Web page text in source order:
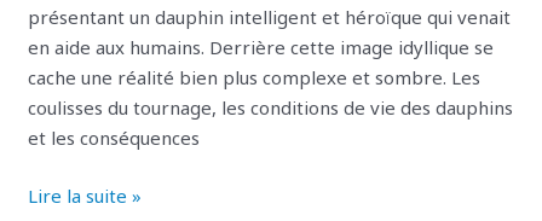
présentant un dauphin intelligent et héroïque qui venait
en aide aux humains. Derrière cette image idyllique se
cache une réalité bien plus complexe et sombre. Les
coulisses du tournage, les conditions de vie des dauphins
et les conséquences
le
plus
célèbre
du
monde
Lire la suite »